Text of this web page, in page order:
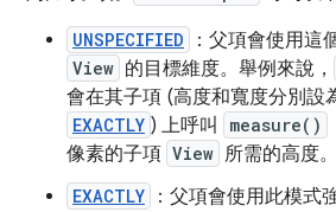
UNSPECIFIED ：父項會使用這
View 的目標維度。舉例來說，
會在其子項 (高度和寬度分別設
EXACTLY ) 上呼叫 measure()
像素的子項 View 所需的高度。
EXACTLY
：父項會使用此模式